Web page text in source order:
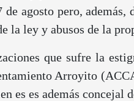
de agosto pero,
la ley y abusos de la
que sufre la
Arroyito
es es además concejal